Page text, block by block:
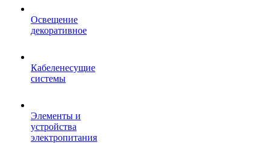
Освещение
декоративное
Кабеленесущие
системы
Элементы и
устройства
электропитания